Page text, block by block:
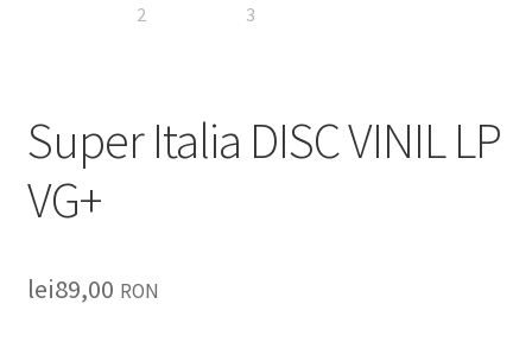
Super Italia DISC VINIL LP
VG+
lei89,00 RON